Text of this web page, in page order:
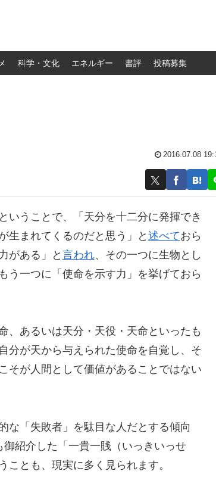
科学・文化 エネルギー 書評 投稿募集
2016.07.08
いうことで、「天分を十二分に発揮でき
生まれてくるのだと思う」と述べておら
がある」と 言われ、その一つに生物とし
う一つに「使命を示す力」を挙げておら
、あるいは天分・天役・天命といったも
分が天から与えられた使命を自覚し、そ
そが人間として価値があることではない
な「失敗者」を駄目な人だとする傾向
御紹介した「一貴一賎（いっきいっせ
とも、現実に多く見られます。